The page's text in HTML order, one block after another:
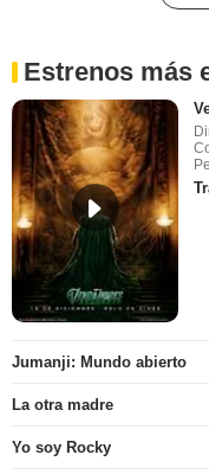
Estrenos más
Jumanji: Mundo abierto
La otra madre
Yo soy Rocky